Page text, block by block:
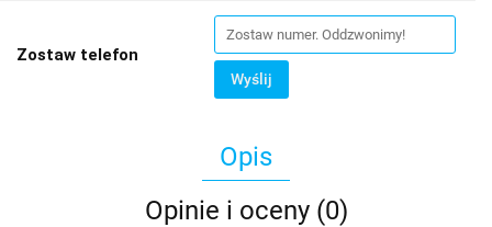
Zostaw telefon
Wyślij
Opis
Opinie i oceny (0)